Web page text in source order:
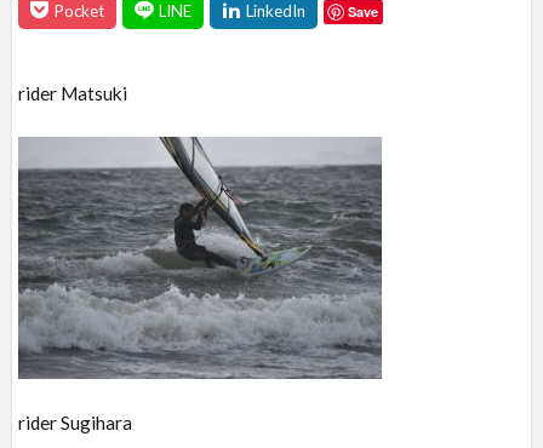
Save
rider Matsuki
rider Sugihara